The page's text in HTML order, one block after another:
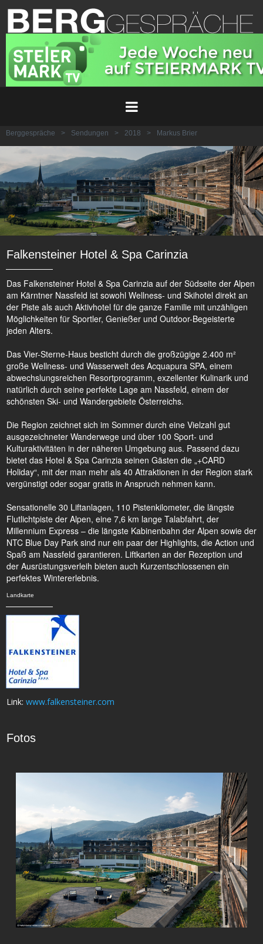
Berggespräche > Sendungen > 2018 > Markus Brier
Falkensteiner Hotel & Spa Carinzia
Das Falkensteiner Hotel & Spa Carinzia auf der Südseite der Alpen
am Kärntner Nassfeld ist sowohl Wellness- und Skihotel direkt an
der Piste als auch Aktivhotel für die ganze Familie mit unzähligen
Möglichkeiten für Sportler, Genießer und Outdoor-Begeisterte
jeden Alters.
Das Vier-Sterne-Haus besticht durch die großzügige 2.400 m²
große Wellness- und Wasserwelt des Acquapura SPA, einem
abwechslungsreichen Resortprogramm, exzellenter Kulinarik und
natürlich durch seine perfekte Lage am Nassfeld, einem der
schönsten Ski- und Wandergebiete Österreichs.
Die Region zeichnet sich im Sommer durch eine Vielzahl gut
ausgezeichneter Wanderwege und über 100 Sport- und
Kulturaktivitäten in der näheren Umgebung aus. Passend dazu
bietet das Hotel & Spa Carinzia seinen Gästen die „+CARD
Holiday“, mit der man mehr als 40 Attraktionen in der Region stark
vergünstigt oder sogar gratis in Anspruch nehmen kann.
Sensationelle 30 Liftanlagen, 110 Pistenkilometer, die längste
Flutlichtpiste der Alpen, eine 7,6 km lange Talabfahrt, der
Millennium Express – die längste Kabinenbahn der Alpen sowie der
NTC Blue Day Park sind nur ein paar der Highlights, die Action und
Spaß am Nassfeld garantieren. Liftkarten an der Rezeption und
der Ausrüstungsverleih bieten auch Kurzentschlossenen ein
perfektes Wintererlebnis.
Landkarte
Link: www.falkensteiner.com
Fotos